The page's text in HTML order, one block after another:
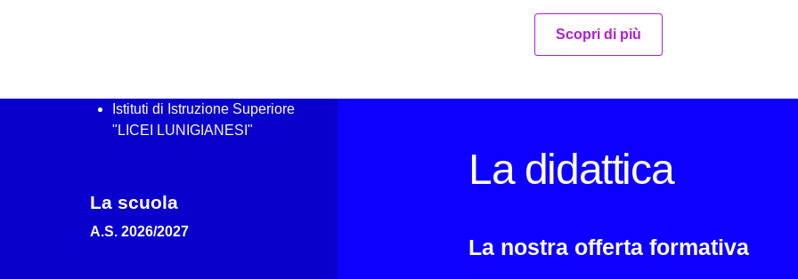
Scopri di più
La didattica
La nostra offerta formativa
La scuola
A.S. 2026/2027
Istituti di Istruzione Superiore
"LICEI LUNIGIANESI"